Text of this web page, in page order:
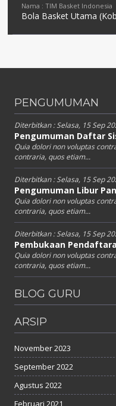
Nama : TIM Basket Indonesia
Bola Basket Utama
PENGUMUMAN
Diterbitkan :Selasa, 15 Sep
Pengumuman Daftar
Quia dolori non voluptas
contraria, quos etiam...
Diterbitkan :Selasa, 15 Sep
Pengumuman Libur
Quia dolori non voluptas
contraria, quos etiam...
Diterbitkan :Selasa, 15 Sep
Pembukaan
Quia dolori non voluptas
contraria, quos etiam...
BLOG GURU
ARSIP
November 2023
September 2022
Agustus 2022